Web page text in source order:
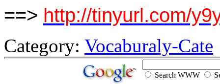
==> http://tinyurl.com/
Category: Vocaburaly-Cate
Search WWW